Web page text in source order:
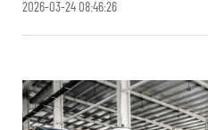
2026-03-24 08:46:26